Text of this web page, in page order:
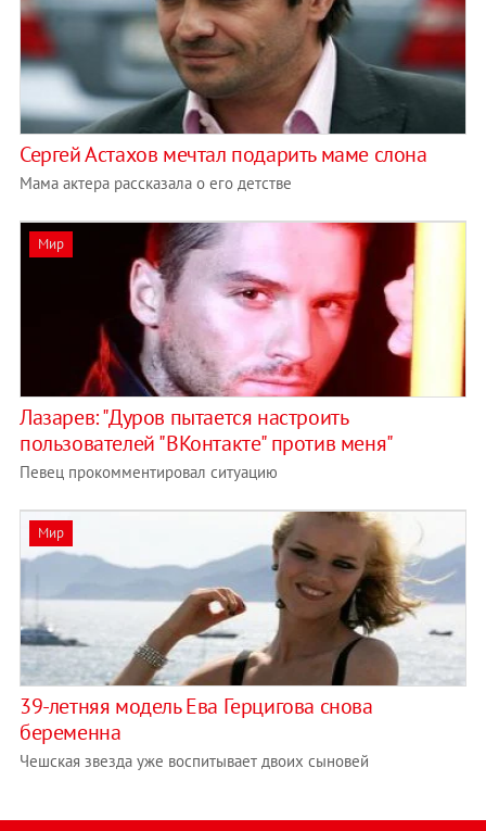
Сергей Астахов мечтал подарить маме слона
Мама актера рассказала о его детстве
Мир
Лазарев: "Дуров пытается настроить
пользователей "ВКонтакте" против меня"
Певец прокомментировал ситуацию
Мир
39-летняя модель Ева Герцигова снова
беременна
Чешская звезда уже воспитывает двоих сыновей